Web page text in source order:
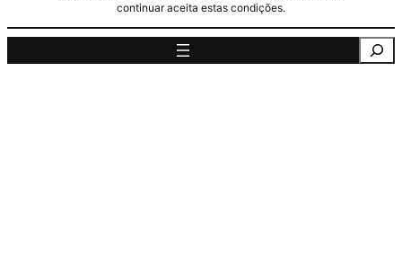
continuar aceita estas condições.